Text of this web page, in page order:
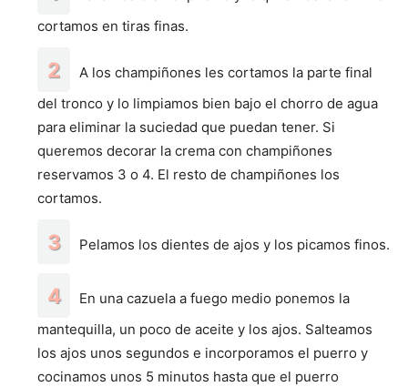
cortamos en tiras finas.
A los champiñones les cortamos la parte final
del tronco y lo limpiamos bien bajo el chorro de agua
para eliminar la suciedad que puedan tener. Si
queremos decorar la crema con champiñones
reservamos 3 o 4. El resto de champiñones los
cortamos.
Pelamos los dientes de ajos y los picamos finos.
En una cazuela a fuego medio ponemos la
mantequilla, un poco de aceite y los ajos. Salteamos
los ajos unos segundos e incorporamos el puerro y
cocinamos unos 5 minutos hasta que el puerro